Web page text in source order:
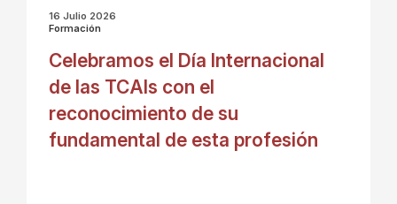
16 Julio 2026
Formación
Celebramos el Día Internacional
de las TCAIs con el
reconocimiento de su
fundamental de esta profesión